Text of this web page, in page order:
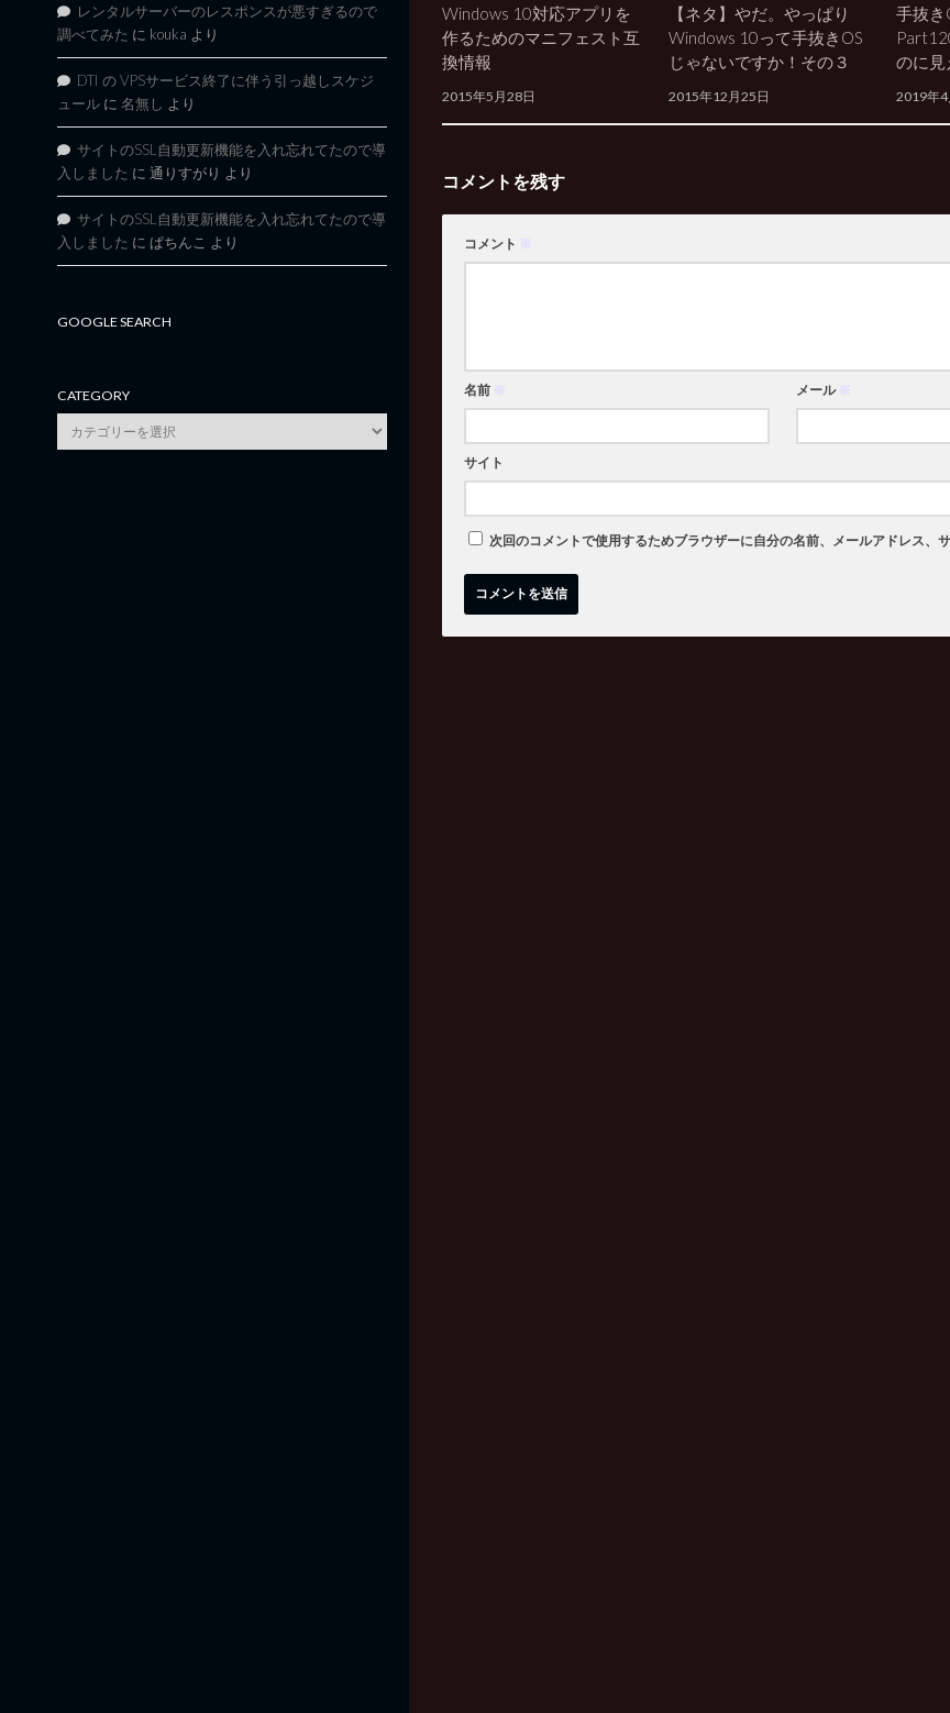
Windows 10対応アプリを
作るためのマニフェスト互
換情報
2015年5月28日
【ネタ】やだ。やっぱり
Windows 10って手抜きOS
じゃないですか！その３
2015年12月25日
手抜き
のに見
2019年4
コメントを残す
コメント ※
名前 ※ メール ※
サイト
次回のコメントで使用するためブラウザーに自分の名前、メールアドレス、サ
レンタルサーバーのレスポンスが悪すぎるので
調べてみた に kouka より
DTI の VPSサービス終了に伴う引っ越しスケジ
ュール に 名無し より
サイトのSSL自動更新機能を入れ忘れてたので導
入しました に 通りすがり より
サイトのSSL自動更新機能を入れ忘れてたので導
入しました に ぱちんこ より
GOOGLE SEARCH
CATEGORY
category